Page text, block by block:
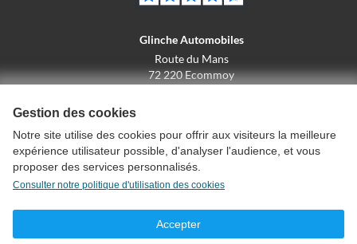
Glinche Automobiles
Route du Mans
72 220 Ecommoy
Conditions générales de vente
Gestion des cookies
Notre site utilise des cookies pour offrir aux visiteurs la meilleure
expérience utilisateur possible, d'analyser l'audience, et vous
proposer des services personnalisés.
Consulter notre politique d'utilisation des cookies
Accepter